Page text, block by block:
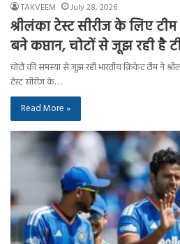
TAKVEEM July 28, 2026
श्रीलंका टेस्ट सीरीज के लिए
बने कप्तान, चोटों से जूझ रही है
चोटों की समस्या से जूझ रही भारतीय क्रिकेट टीम ने
टेस्ट सीरीज के…
Read More »